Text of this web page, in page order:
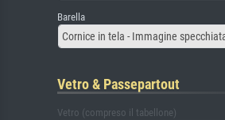
Barella
Cornice in tela - Immagine
Vetro & Passepartout
Vetro (compreso il tabellone)